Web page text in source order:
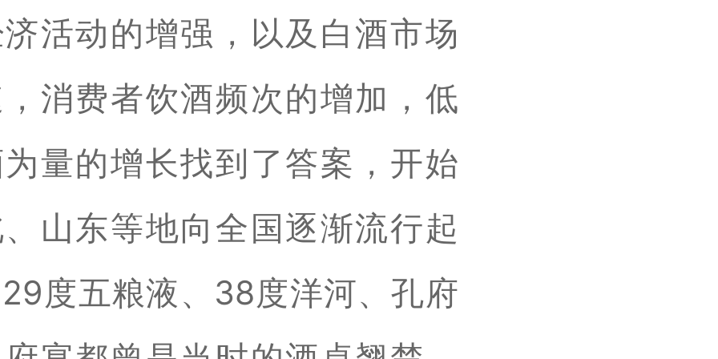
活动的增强，以及白酒市场
消费者饮酒频次的增加，低
量的增长找到了答案，开始
山东等地向全国逐渐流行起
度五粮液、38度洋河、孔府